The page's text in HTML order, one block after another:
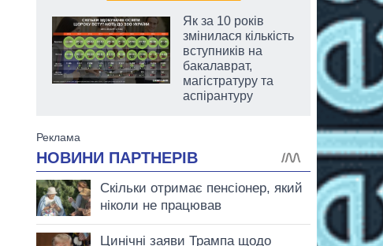
Як за 10 років
змінилася кількість
вступників на
бакалаврат,
магістратуру та
аспірантуру